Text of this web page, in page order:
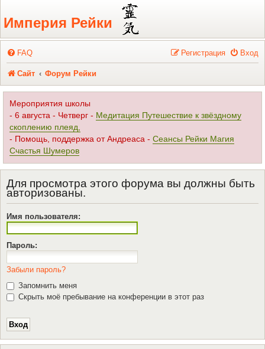
Регистрация
Империя Рейки
FAQ Вход
Регистрация
Сайт Форум Рейки
Мероприятия школы
- 6 августа - Четверг - Медитация Путешествие к звёздному
скоплению плеяд,
- Помощь, поддержка от Андреаса - Сеансы Рейки Магия
Счастья Шумеров
Для просмотра этого форума вы должны быть
авторизованы.
Имя пользователя:
Пароль:
Забыли пароль?
Запомнить меня
Скрыть моё пребывание на конференции в этот раз